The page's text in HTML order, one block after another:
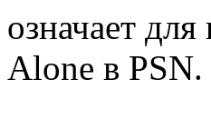
означает
Alone в PSN.